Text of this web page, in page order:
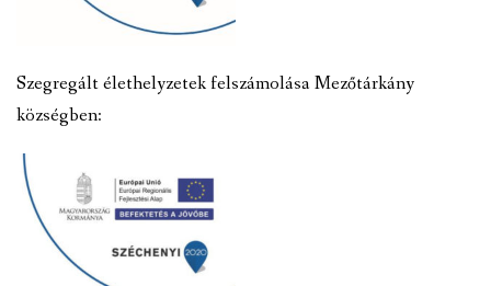
Szegregált élethelyzetek felszámolása Mezőtárkány
községben: